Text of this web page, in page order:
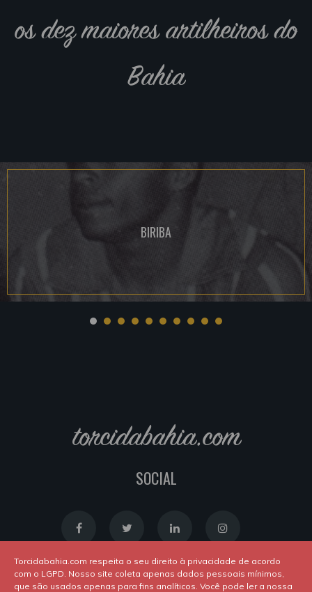
os dez maiores artilheiros do
Bahia
BIRIBA
torcidabahia.com
SOCIAL
Torcidabahia.com respeita o seu direito à privacidade de acordo
com o LGPD. Nosso site coleta apenas dados pessoais mínimos,
que são usados apenas para fins analíticos. Você pode ler a nossa